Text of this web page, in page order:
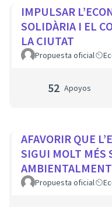
IMPULSAR
SOLIDÀRIA I EL
LA CIUTAT
Propuesta oficial
52 Apoyos
AFAVORIR QUE
SIGUI MOLT MÉS
AMBIENTALMENT
Propuesta oficial